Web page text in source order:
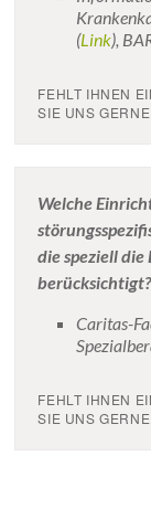
(Link),
FEHLT IHNEN
SIE UNS GERNE
Welche
die speziell
berücksichtigt?
Caritas-
FEHLT IHNEN
SIE UNS GERNE